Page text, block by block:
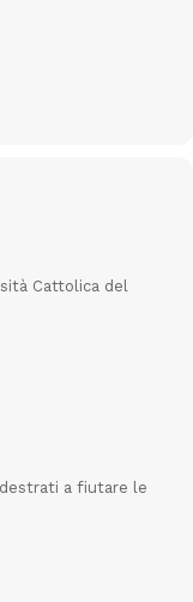
Cattolica del
a fiutare le